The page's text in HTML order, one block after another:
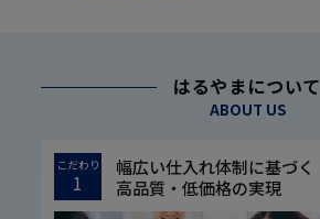
はるやまについて
ABOUT US
こだわり
1
幅広い仕入れ体制に基づく
高品質・低価格の実現